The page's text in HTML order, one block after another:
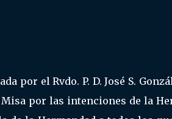
por el Rvdo. P. D. José S.
por las intenciones de la